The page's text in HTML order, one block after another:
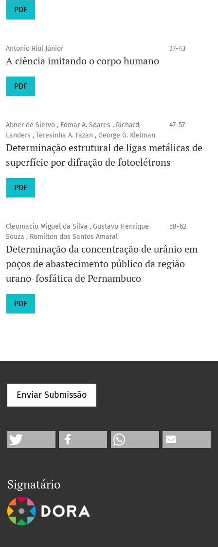
PDF
Antonio Riul Júnior 37-43
A ciência imitando o corpo humano
PDF
Abner de Siervo , Edmar A. Soares , Richard
Landers , Teresinha A. Fazan , George G. Kleiman
47-57
Determinação estrutural de ligas metálicas de
superfície por difração de fotoelétrons
PDF
Cleomacio Miguel da Silva , Gustavo Henrique
Souza , Romilton dos Santos Amaral
58-62
Determinação da concentração de urânio em
poços de abastecimento público da região
urano-fosfática de Pernambuco
PDF
Enviar Submissão
Signatário